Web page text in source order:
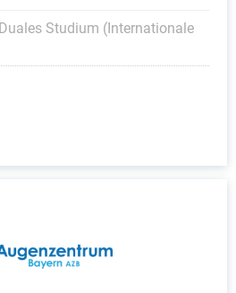
Studium (Internationale